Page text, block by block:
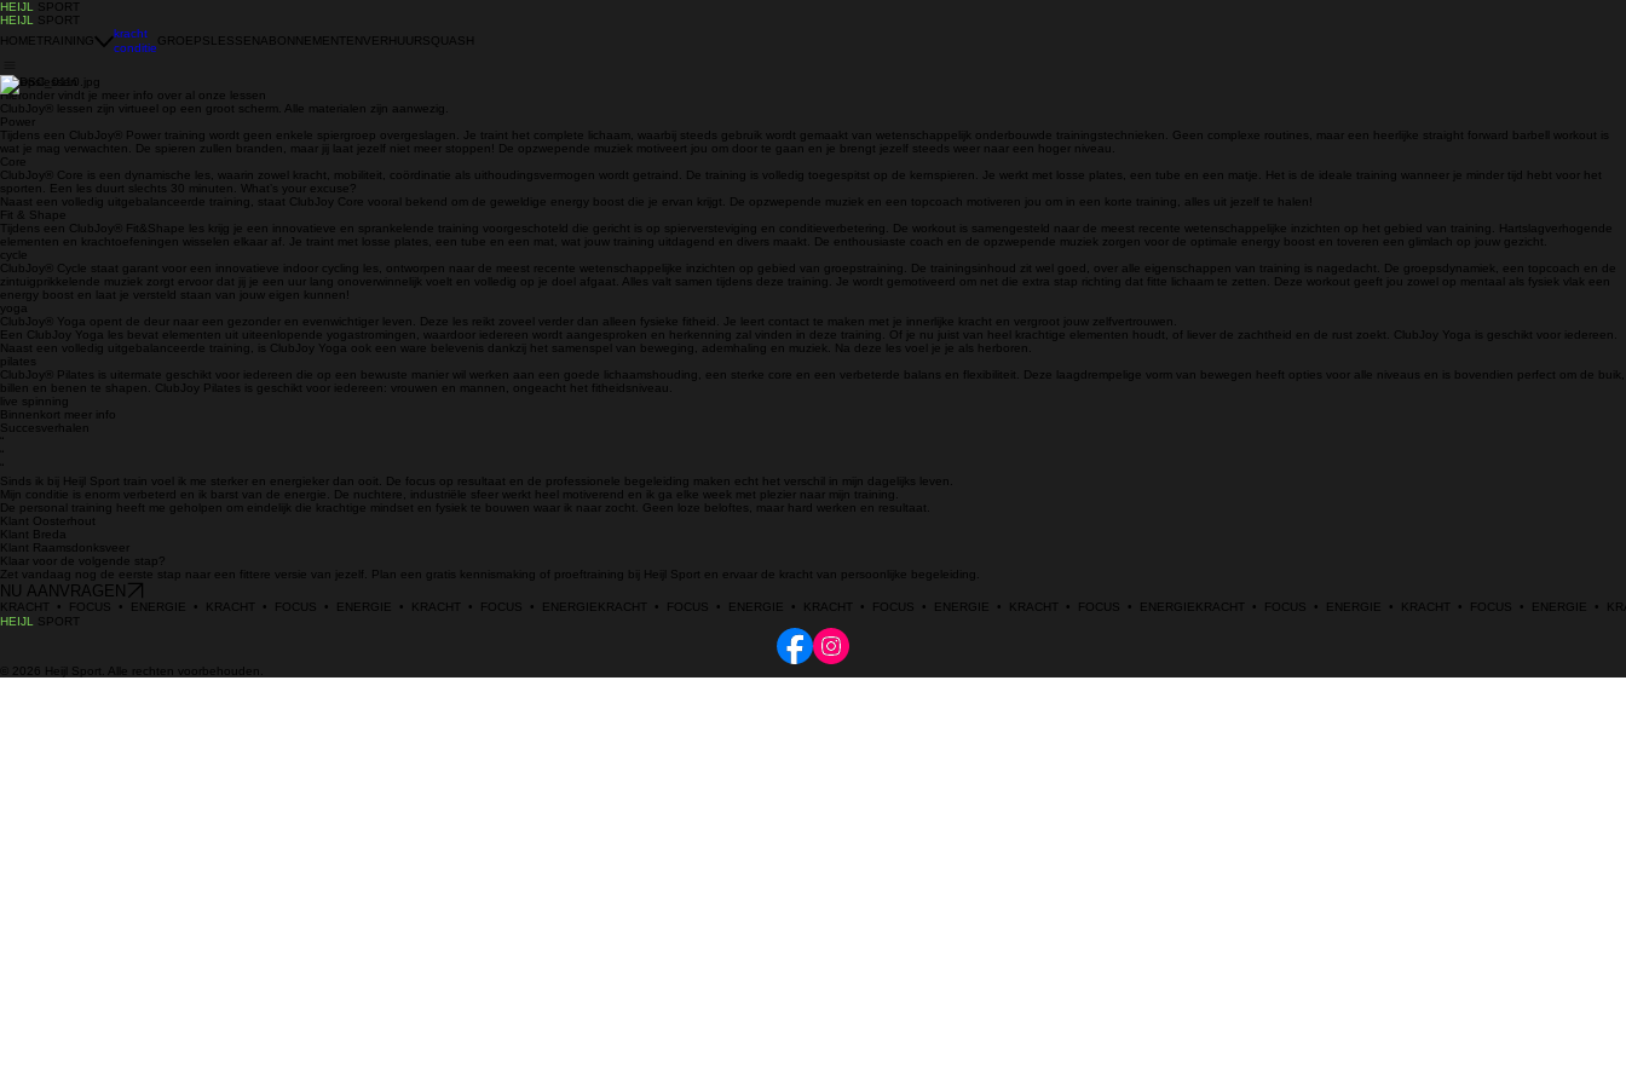
HEIJL
SPORT
HEIJL
SPORT
HOME
TRAINING
kracht
conditie
GROEPSLESSEN ABONNEMENTEN VERHUURSQUASH
Groepslessen
Hieronder vindt je meer info over al onze lessen
ClubJoy® lessen zijn virtueel op een groot scherm. Alle materialen zijn aanwezig.
Power
Tijdens een ClubJoy® Power training wordt geen enkele spiergroep overgeslagen. Je traint het complete lichaam, waarbij steeds gebruik wordt gemaakt van wetenschappelijk onderbouwde trainingstechnieken. Geen complexe routines, maar een heerlijke straight forward barbell workout is
wat je mag verwachten. De spieren zullen branden, maar jij laat jezelf niet meer stoppen! De opzwepende muziek motiveert jou om door te gaan en je brengt jezelf steeds weer naar een hoger niveau.
Core
ClubJoy® Core is een dynamische les, waarin zowel kracht, mobiliteit, coördinatie als uithoudingsvermogen wordt getraind. De training is volledig toegespitst op de kernspieren. Je werkt met losse plates, een tube en een matje. Het is de ideale training wanneer je minder tijd hebt voor het
sporten. Een les duurt slechts 30 minuten. What’s your excuse?
Naast een volledig uitgebalanceerde training, staat ClubJoy Core vooral bekend om de geweldige energy boost die je ervan krijgt. De opzwepende muziek en een topcoach motiveren jou om in een korte training, alles uit jezelf te halen!
Fit & Shape
Tijdens een ClubJoy® Fit&Shape les krijg je een innovatieve en sprankelende training voorgeschoteld die gericht is op spierversteviging en conditieverbetering. De workout is samengesteld naar de meest recente wetenschappelijke inzichten op het gebied van training. Hartslagverhogende
elementen en krachtoefeningen wisselen elkaar af. Je traint met losse plates, een tube en een mat, wat jouw training uitdagend en divers maakt. De enthousiaste coach en de opzwepende muziek zorgen voor de optimale energy boost en toveren een glimlach op jouw gezicht.
cycle
ClubJoy® Cycle staat garant voor een innovatieve indoor cycling les, ontworpen naar de meest recente wetenschappelijke inzichten op gebied van groepstraining. De trainingsinhoud zit wel goed, over alle eigenschappen van training is nagedacht. De groepsdynamiek, een topcoach en de
zintuigprikkelende muziek zorgt ervoor dat jij je een uur lang onoverwinnelijk voelt en volledig op je doel afgaat. Alles valt samen tijdens deze training. Je wordt gemotiveerd om net die extra stap richting dat fitte lichaam te zetten. Deze workout geeft jou zowel op mentaal als fysiek vlak een
energy boost en laat je versteld staan van jouw eigen kunnen!
yoga
ClubJoy® Yoga opent de deur naar een gezonder en evenwichtiger leven. Deze les reikt zoveel verder dan alleen fysieke fitheid. Je leert contact te maken met je innerlijke kracht en vergroot jouw zelfvertrouwen.
Een ClubJoy Yoga les bevat elementen uit uiteenlopende yogastromingen, waardoor iedereen wordt aangesproken en herkenning zal vinden in deze training. Of je nu juist van heel krachtige elementen houdt, of liever de zachtheid en de rust zoekt. ClubJoy Yoga is geschikt voor iedereen.
Naast een volledig uitgebalanceerde training, is ClubJoy Yoga ook een ware belevenis dankzij het samenspel van beweging, ademhaling en muziek. Na deze les voel je je als herboren.
pilates
ClubJoy® Pilates is uitermate geschikt voor iedereen die op een bewuste manier wil werken aan een goede lichaamshouding, een sterke core en een verbeterde balans en flexibiliteit. Deze laagdrempelige vorm van bewegen heeft opties voor alle niveaus en is bovendien perfect om de buik,
billen en benen te shapen. ClubJoy Pilates is geschikt voor iedereen: vrouwen en mannen, ongeacht het fitheidsniveau.
live spinning
Binnenkort meer info
Succesverhalen
“
“
“
Sinds ik bij Heijl Sport train voel ik me sterker en energieker dan ooit. De focus op resultaat en de professionele begeleiding maken echt het verschil in mijn dagelijks leven.
Mijn conditie is enorm verbeterd en ik barst van de energie. De nuchtere, industriële sfeer werkt heel motiverend en ik ga elke week met plezier naar mijn training.
De personal training heeft me geholpen om eindelijk die krachtige mindset en fysiek te bouwen waar ik naar zocht. Geen loze beloftes, maar hard werken en resultaat.
Klant Oosterhout
Klant Breda
Klant Raamsdonksveer
Klaar voor de volgende stap?
Zet vandaag nog de eerste stap naar een fittere versie van jezelf. Plan een gratis kennismaking of proeftraining bij Heijl Sport en ervaar de kracht van persoonlijke begeleiding.
NU AANVRAGEN
KRACHT  •  FOCUS  •  ENERGIE  •  KRACHT  •  FOCUS  •  ENERGIE  •  KRACHT  •  FOCUS  •  ENERGIE
HEIJL
SPORT
© 2026 Heijl Sport. Alle rechten voorbehouden.